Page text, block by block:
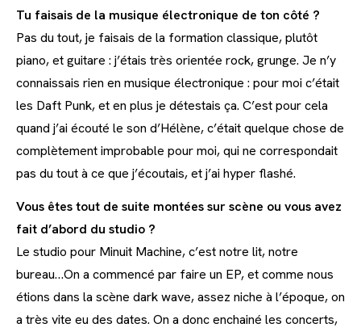
Tu faisais de la musique électronique de ton côté ?
Pas du tout, je faisais de la formation classique, plutôt
piano, et guitare : j’étais très orientée rock, grunge. Je n’y
connaissais rien en musique électronique : pour moi c’était
les Daft Punk, et en plus je détestais ça. C’est pour cela
quand j’ai écouté le son d’Hélène, c’était quelque chose de
complètement improbable pour moi, qui ne correspondait
pas du tout à ce que j’écoutais, et j’ai hyper flashé.
Vous êtes tout de suite montées sur scène ou vous avez
fait d’abord du studio ?
Le studio pour Minuit Machine, c’est notre lit, notre
bureau…On a commencé par faire un EP, et comme nous
étions dans la scène dark wave, assez niche à l’époque, on
a très vite eu des dates. On a donc enchainé les concerts,